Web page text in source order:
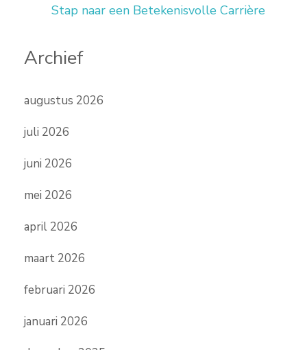
Stap naar een Betekenisvolle Carrière
Archief
augustus 2026
juli 2026
juni 2026
mei 2026
april 2026
maart 2026
februari 2026
januari 2026